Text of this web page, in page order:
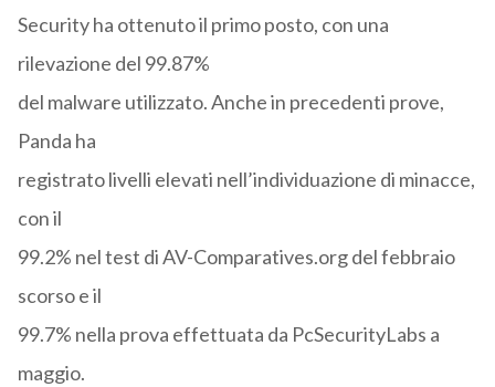
Security ha ottenuto il primo posto, con una
rilevazione del 99.87%
del malware utilizzato. Anche in precedenti prove,
Panda ha
registrato livelli elevati nell’individuazione di minacce,
con il
99.2% nel test di AV-Comparatives.org del febbraio
scorso e il
99.7% nella prova effettuata da PcSecurityLabs a
maggio.